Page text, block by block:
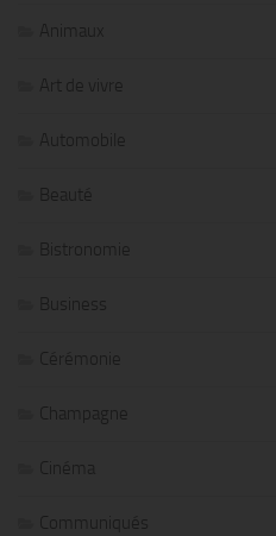
Animaux
Art de vivre
Automobile
Beauté
Bistronomie
Business
Cérémonie
Champagne
Cinéma
Communiqués